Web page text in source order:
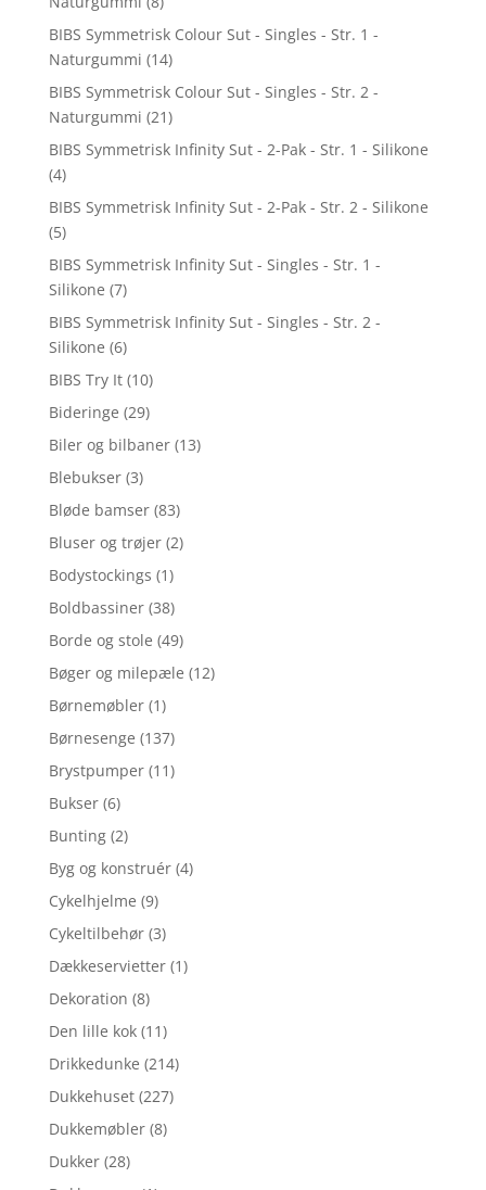
BIBS Symmetrisk Colour Sut - Singles - Str. 1 -
Naturgummi (14)
BIBS Symmetrisk Colour Sut - Singles - Str. 2 -
Naturgummi (21)
BIBS Symmetrisk Infinity Sut - 2-Pak - Str. 1 - Silikone
(4)
BIBS Symmetrisk Infinity Sut - 2-Pak - Str. 2 - Silikone
(5)
BIBS Symmetrisk Infinity Sut - Singles - Str. 1 -
Silikone (7)
BIBS Symmetrisk Infinity Sut - Singles - Str. 2 -
Silikone (6)
BIBS Try It (10)
Bideringe (29)
Biler og bilbaner (13)
Blebukser (3)
Bløde bamser (83)
Bluser og trøjer (2)
Bodystockings (1)
Boldbassiner (38)
Borde og stole (49)
Bøger og milepæle (12)
Børnemøbler (1)
Børnesenge (137)
Brystpumper (11)
Bukser (6)
Bunting (2)
Byg og konstruér (4)
Cykelhjelme (9)
Cykeltilbehør (3)
Dækkeservietter (1)
Dekoration (8)
Den lille kok (11)
Drikkedunke (214)
Dukkehuset (227)
Dukkemøbler (8)
Dukker (28)